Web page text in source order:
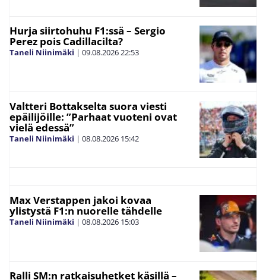
Hurja siirtohuhu F1:ssä – Sergio
Perez pois Cadillacilta?
Taneli Niinimäki | 09.08.202622:53
Valtteri Bottakselta suora viesti
epäilijöille: ”Parhaat vuoteni ovat
vielä edessä”
Taneli Niinimäki | 08.08.2026 15:42
Max Verstappen jakoi kovaa
ylistystä F1:n nuorelle tähdelle
Taneli Niinimäki | 08.08.2026 15:03
Ralli SM:n ratkaisuhetket käsillä –